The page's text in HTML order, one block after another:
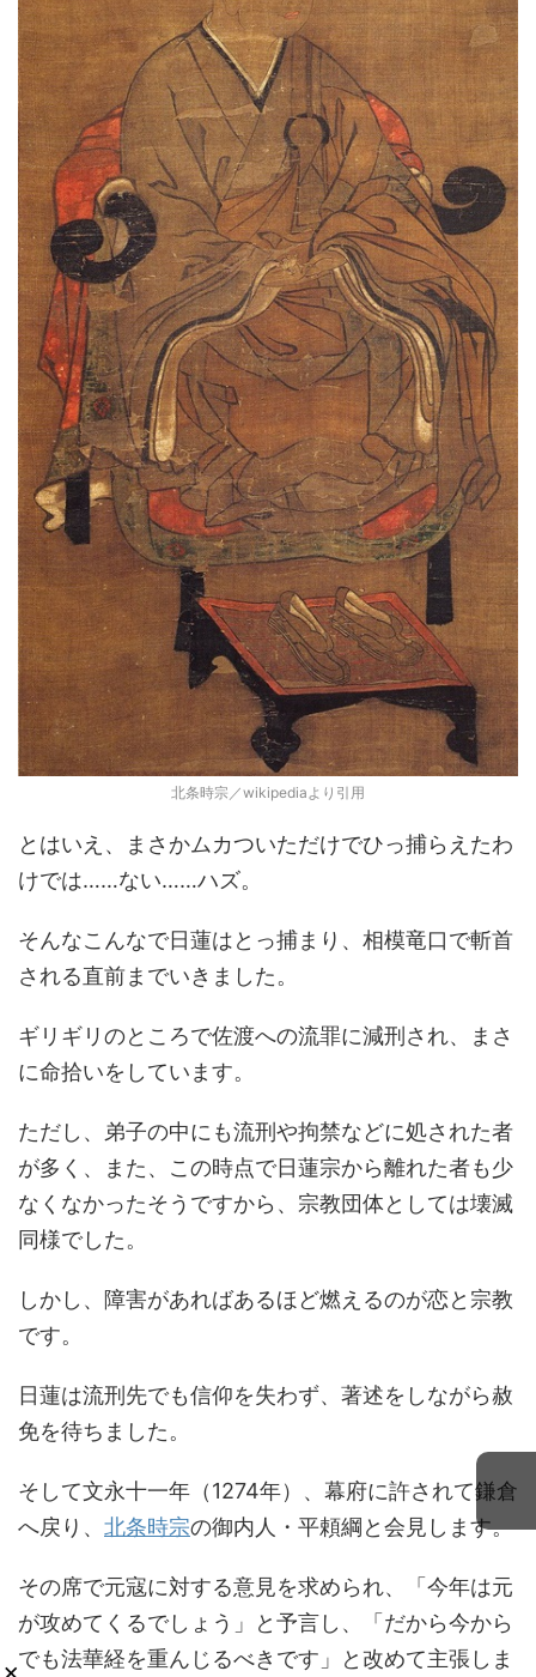
北条時宗／wikipediaより引用
とはいえ、まさかムカついただけでひっ捕らえたわ
けでは……ない……ハズ。
そんなこんなで日蓮はとっ捕まり、相模竜口で斬首
される直前までいきました。
ギリギリのところで佐渡への流罪に減刑され、まさ
に命拾いをしています。
ただし、弟子の中にも流刑や拘禁などに処された者
が多く、また、この時点で日蓮宗から離れた者も少
なくなかったそうですから、宗教団体としては壊滅
同様でした。
しかし、障害があればあるほど燃えるのが恋と宗教
です。
日蓮は流刑先でも信仰を失わず、著述をしながら赦
免を待ちました。
そして文永十一年（1274年）、幕府に許されて鎌倉
へ戻り、 北条時宗の御内人・平頼綱と会見します。
その席で元寇に対する意見を求められ、「今年は元
が攻めてくるでしょう」と予言し、「だから今から
でも法華経を重んじるべきです」と改めて主張しま